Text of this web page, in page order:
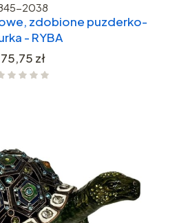
2038
zdobione puzderko-
- RYBA
Cena
75,75 zł